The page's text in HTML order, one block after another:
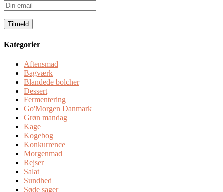
Din
email
Kategorier
Aftensmad
Bagværk
Blandede bolcher
Dessert
Fermentering
Go'Morgen Danmark
Grøn mandag
Kage
Kogebog
Konkurrence
Morgenmad
Rejser
Salat
Sundhed
Søde sager